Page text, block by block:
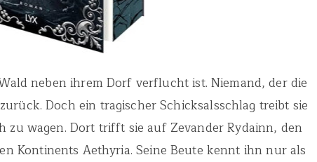
neben ihrem Dorf verflucht ist. Niemand, der die
Doch ein tragischer Schicksalsschlag treibt sie
zu wagen. Dort trifft sie auf Zevander Rydainn, den
Kontinents Aethyria. Seine Beute kennt ihn nur als